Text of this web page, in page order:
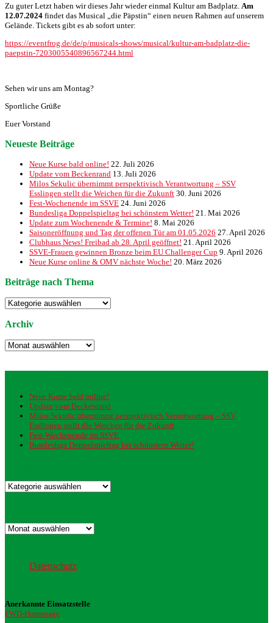
Zu guter Letzt haben wir dieses Jahr wieder einmal Kultur am Badplatz. Am
12.07.2024 findet das Musical „die Päpstin“ einen neuen Rahmen auf unserem
Gelände. Tickets gibt es ab sofort unter:
https://eventfrog.de/de/p/musicals-shows/musical/kultur-am-badplatz-die-
paepstin-7203005540896567244.html
Sehen wir uns am Montag?
Sportliche Grüße
Euer Vorstand
Neueste Beiträge
Neue Kurse bald online! 22. Juli 2026
Update vom Beckenrand 13. Juli 2026
Milos Sekulic übernimmt perspektivisch Verantwortung – SSV
Esslingen stellt die Weichen für die Zukunft 30. Juni 2026
Fest-Wochenende im SSVE 24. Juni 2026
Bundesliga Doppelspieltag bei schönstem Wetter! 21. Mai 2026
Update zum Wochenende & Termine! 8. Mai 2026
Saisoneröffnung und Tag der offenen Tür am 01.05.2026 27. April 2026
Clubhaus News! Freibad ab 28. April geöffnet! 21. April 2026
SSVE-Frauen gewinnen Bronze beim EU Challenger Cup 9. April 2026
Neue Kurse online & OMV nächste Woche! 20. März 2026
Beiträge nach Thema
Beiträge
nach
Thema
Archiv
Archiv
Neue Kurse bald online!
Update vom Beckenrand
Milos Sekulic übernimmt perspektivisch Verantwortung – SSV
Esslingen stellt die Weichen für die Zukunft
Fest-Wochenende im SSVE
Bundesliga Doppelspieltag bei schönstem Wetter!
Kategorien
Archiv
Datenschutz
Anerkannte Einsatzstelle
FWD-Homepage